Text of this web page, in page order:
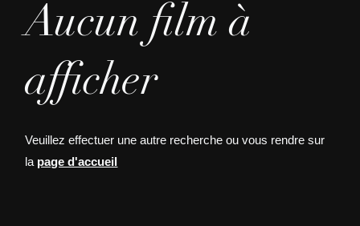
Aucun film à
afficher
Veuillez effectuer une autre recherche ou vous rendre sur
la page d'accueil